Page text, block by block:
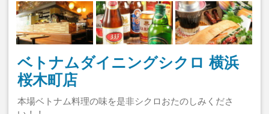
ベトナムダイニングシクロ 横浜
桜木町店
本場ベトナム料理の味を是非シクロおたのしみくださ